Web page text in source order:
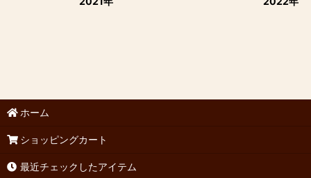
ホーム
ショッピングカート
最近チェックしたアイテム